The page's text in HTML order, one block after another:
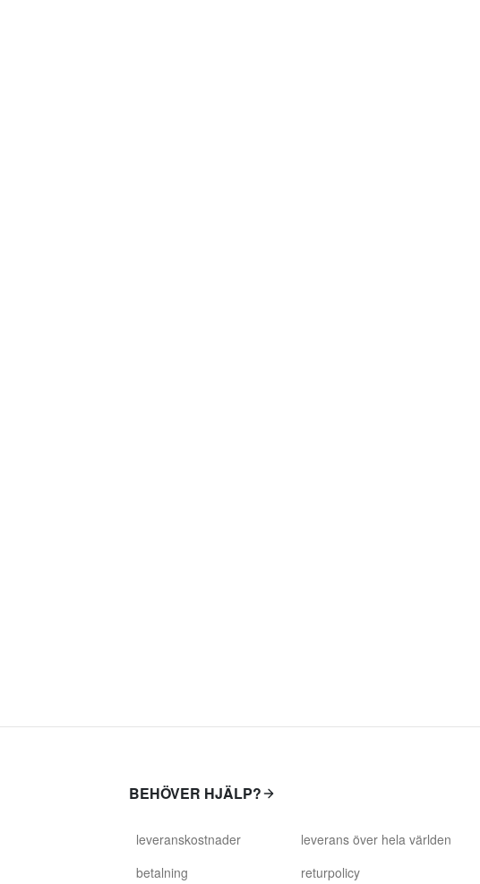
BEHÖVER HJÄLP?
leveranskostnader
betalning
leverans över hela världen
returpolicy